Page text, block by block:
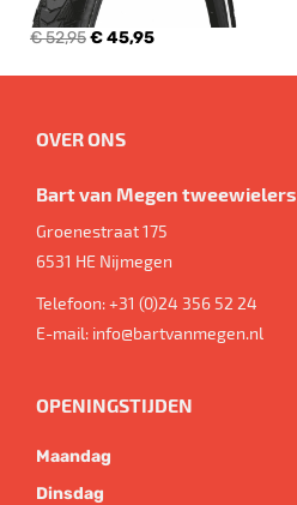
€ 52,95€ 45,95
OVER ONS
Bart van Megen tweewielers
Groenestraat 175
6531 HE Nijmegen
Telefoon:+31 (0)24 356 52 24
E-mail: info@bartvanmegen.nl
OPENINGSTIJDEN
Maandag
Dinsdag